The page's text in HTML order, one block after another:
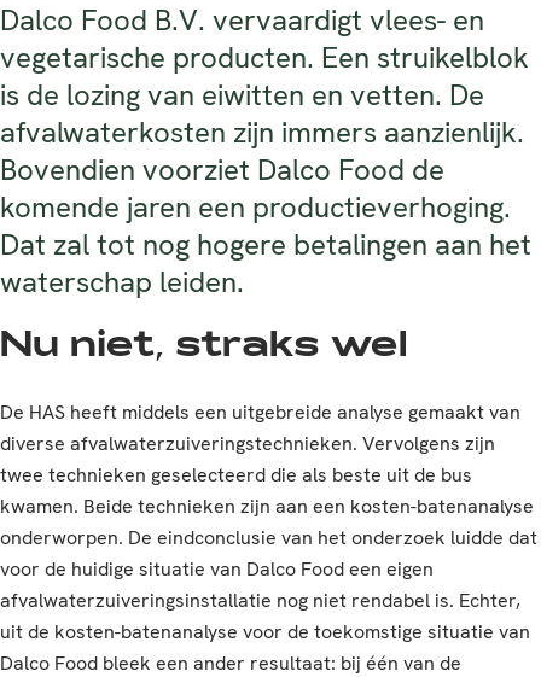
Dalco Food B.V. vervaardigt vlees- en
vegetarische producten. Een struikelblok
is de lozing van eiwitten en vetten. De
afvalwaterkosten zijn immers aanzienlijk.
Bovendien voorziet Dalco Food de
komende jaren een productieverhoging.
Dat zal tot nog hogere betalingen aan het
waterschap leiden.
Nu niet, straks wel
De HAS heeft middels een uitgebreide analyse gemaakt van
diverse afvalwaterzuiveringstechnieken. Vervolgens zijn
twee technieken geselecteerd die als beste uit de bus
kwamen. Beide technieken zijn aan een kosten-batenanalyse
onderworpen. De eindconclusie van het onderzoek luidde dat
voor de huidige situatie van Dalco Food een eigen
afvalwaterzuiveringsinstallatie nog niet rendabel is. Echter,
uit de kosten-batenanalyse voor de toekomstige situatie van
Dalco Food bleek een ander resultaat: bij één van de